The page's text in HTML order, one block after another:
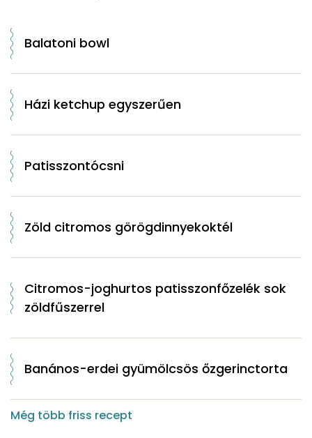
Balatoni bowl
Házi ketchup egyszerűen
Patisszontócsni
Zöld citromos görögdinnyekoktél
Citromos-joghurtos patisszonfőzelék sok
zöldfűszerrel
Banános-erdei gyümölcsös őzgerinctorta
Még több friss recept